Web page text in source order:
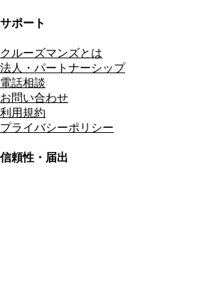
サポート
クルーズマンズとは
法人・パートナーシップ
電話相談
お問い合わせ
利用規約
プライバシーポリシー
信頼性・届出